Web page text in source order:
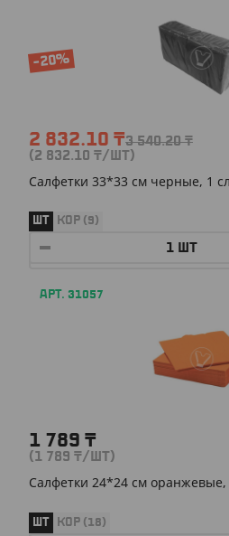
-20%
2 832.10 ₸3 540.20₸
(2 832.10 ₸/ШТ)
Салфетки 33*33 см черные, 1
ШТ КОР (9)
АРТ. 31057
1 789 ₸
(1 789 ₸/ШТ)
Салфетки 24*24 см
ШТ КОР (18)